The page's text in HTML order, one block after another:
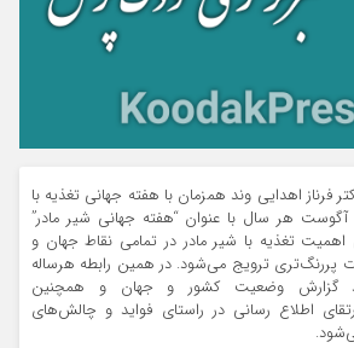
فرناز اهدایی وند همزمان با هفته جهانی تغذیه با
شیر مادر گفت: اول تا ۷ آگوست هر سال با عنوان “هفته جهانی شیر مادر”
تغذیه با شیر مادر در تمامی نقاط جهان و
پررنگ‌تری ترویج می‌شود. در همین رابطه هرساله
گزارش وضعیت کشور و جهان و همچنین
اطلاع رسانی در راستای فواید و چالش‌های